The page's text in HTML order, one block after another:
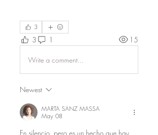
3
3 1 15
Write a comment...
Newest
MARTA SANZ MASSA
May 08
En silencio, pero es un hecho que hay